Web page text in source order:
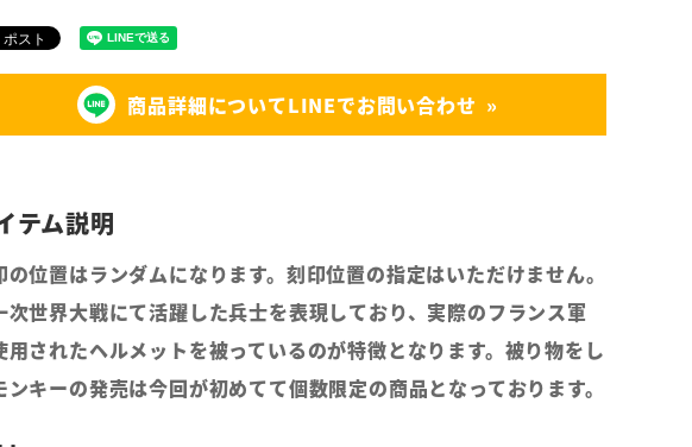
商品詳細についてLINEでお問い合わせ
の位置はランダムになります。刻印位置の指定はいただけません。
次世界大戦にて活躍した兵士を表現しており、実際のフランス軍
用されたヘルメットを被っているのが特徴となります。被り物をし
ンキーの発売は今回が初めてて個数限定の商品となっております。